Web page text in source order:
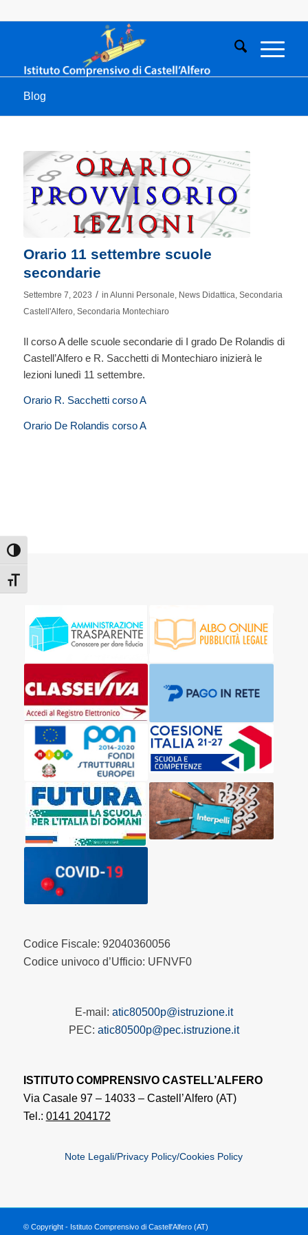
Attiva/disattiva alto contrasto
Attiva/disattiva dimensione testo
Blog
Orario 11 settembre scuole
secondarie
Settembre 7, 2023 / in Alunni Personale News Didattica Secondaria
Castell'Alfero, Secondaria Montechiaro
Il corso A delle scuole secondarie di I grado De Rolandis di
Castell’Alfero e R. Sacchetti di Montechiaro inizierà le
lezioni lunedì 11 settembre.
Orario R. Sacchetti corso A
Orario De Rolandis corso A
Codice Fiscale: 92040360056
Codice univoco d’Ufficio: UFNVF0
E-mail: atic80500p@istruzione.it
PEC: atic80500p@pec.istruzione.it
ISTITUTO COMPRENSIVO CASTELL’ALFERO
Via Casale 97 – 14033 – Castell’Alfero (AT)
Tel.: 0141 204172
Note Legali/Privacy Policy/Cookies Policy
© Copyright - Istituto Comprensivo di Castell'Alfero (AT)